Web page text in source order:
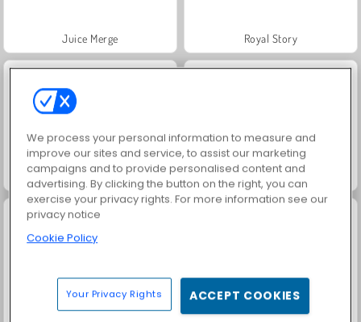
Juice Merge Royal Story
Rummy World Scala 40
Charm Farm Let's Fish!
We process your personal information to measure and
improve our sites and service, to assist our marketing
campaigns and to provide personalised content and
advertising. By clicking the button on the right, you can
exercise your privacy rights. For more information see our
privacy notice
Cookie Policy
Your Privacy Rights ACCEPT COOKIES